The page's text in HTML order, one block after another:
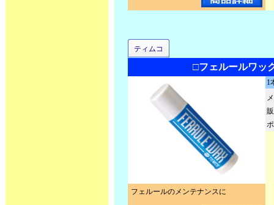
ティムコ
□フェルールワッ
フェルールのメンテナンスに
1